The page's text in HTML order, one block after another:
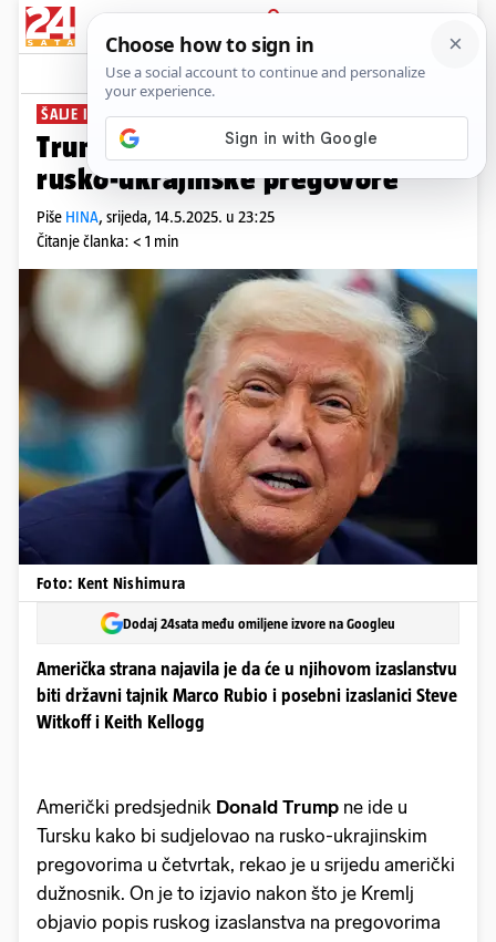
PRIJAVA
News Komentari
ŠALJE IZASLANIKE
Trump ipak ne ide u Tursku na
rusko-ukrajinske pregovore
Piše HINA, srijeda, 14.5.2025. u 23:25
Čitanje članka: < 1 min
Foto: Kent Nishimura
Dodaj 24sata među omiljene izvore na Googleu
Američka strana najavila je da će u njihovom izaslanstvu
biti državni tajnik Marco Rubio i posebni izaslanici Steve
Witkoff i Keith Kellogg
Američki predsjednik Donald Trump ne ide u
Tursku kako bi sudjelovao na rusko-ukrajinskim
pregovorima u četvrtak, rekao je u srijedu američki
dužnosnik. On je to izjavio nakon što je Kremlj
objavio popis ruskog izaslanstva na pregovorima